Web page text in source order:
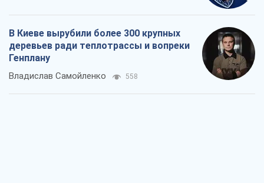
В Киеве вырубили более 300 крупных
деревьев ради теплотрассы и вопреки
Генплану
Владислав Самойленко 558